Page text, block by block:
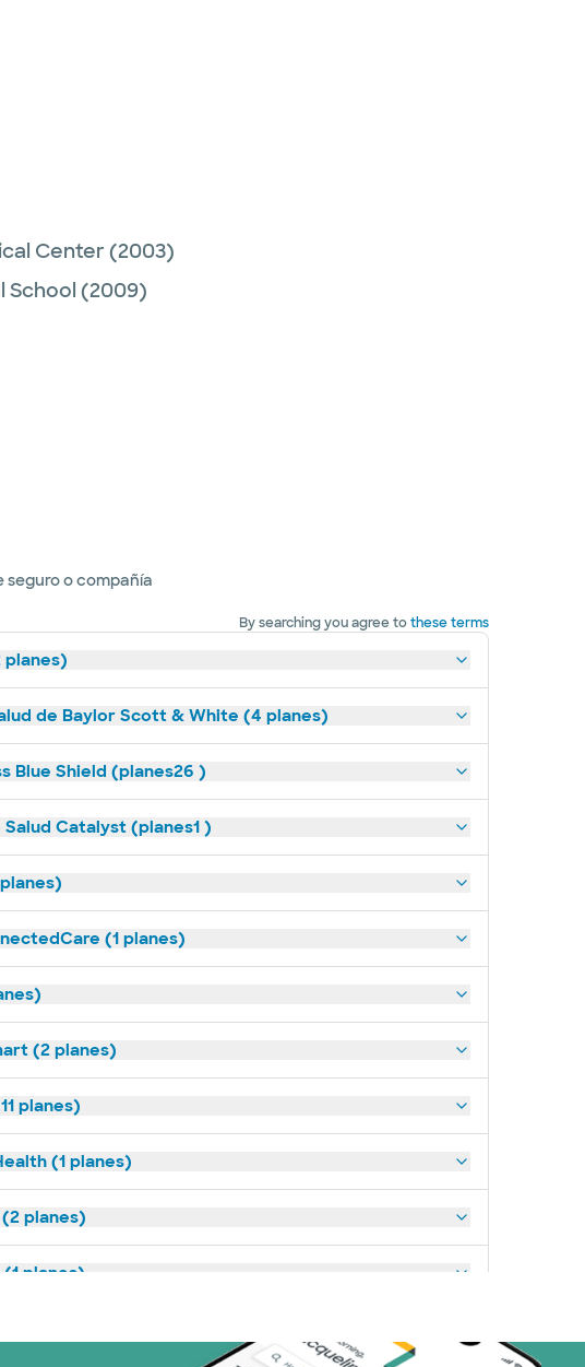
Center (2003)
School (2009)
seguro o compañía
By searching you agree tothese terms
planes)
de Baylor Scott & White (4 planes)
Blue Shield (planes26 )
Catalyst (planes1 )
(1 planes)
(2 planes)
planes)
(1 planes)
planes)
planes)